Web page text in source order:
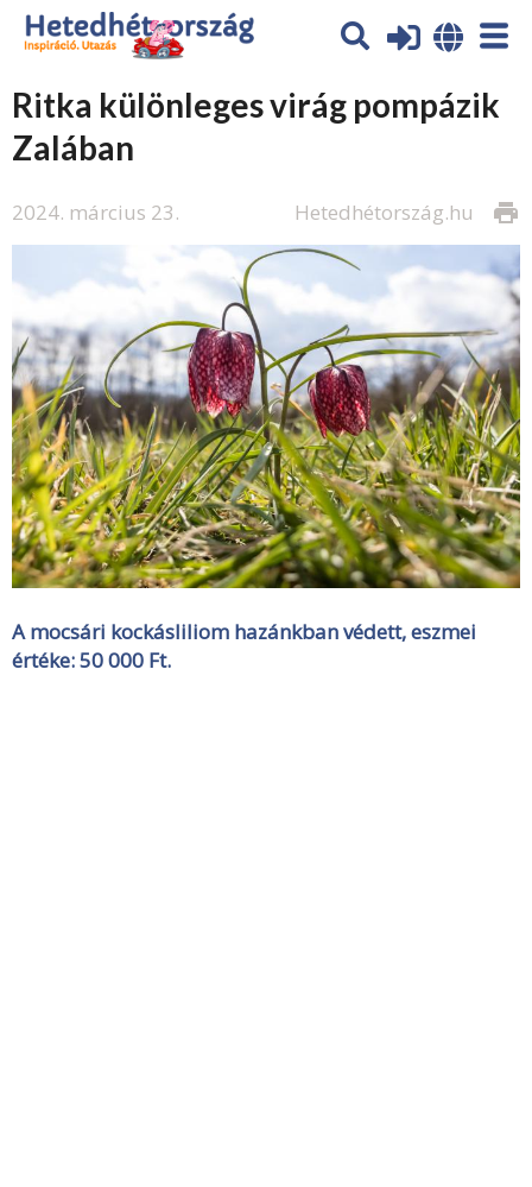
Ritka különleges virág pompázik
Zalában
2024. március 23. print
Hetedhétország.hu
A mocsári kockásliliom hazánkban védett, eszmei
értéke: 50 000 Ft.